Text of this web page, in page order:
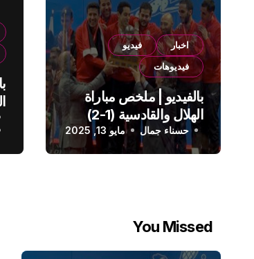
اخبار
فيديو
فيديوهات
بالفيديو | ملخص مباراة
الهلال والقادسية (1-2)
الدوري السعودي
حسناء جمال مايو 13, 2025
You Missed